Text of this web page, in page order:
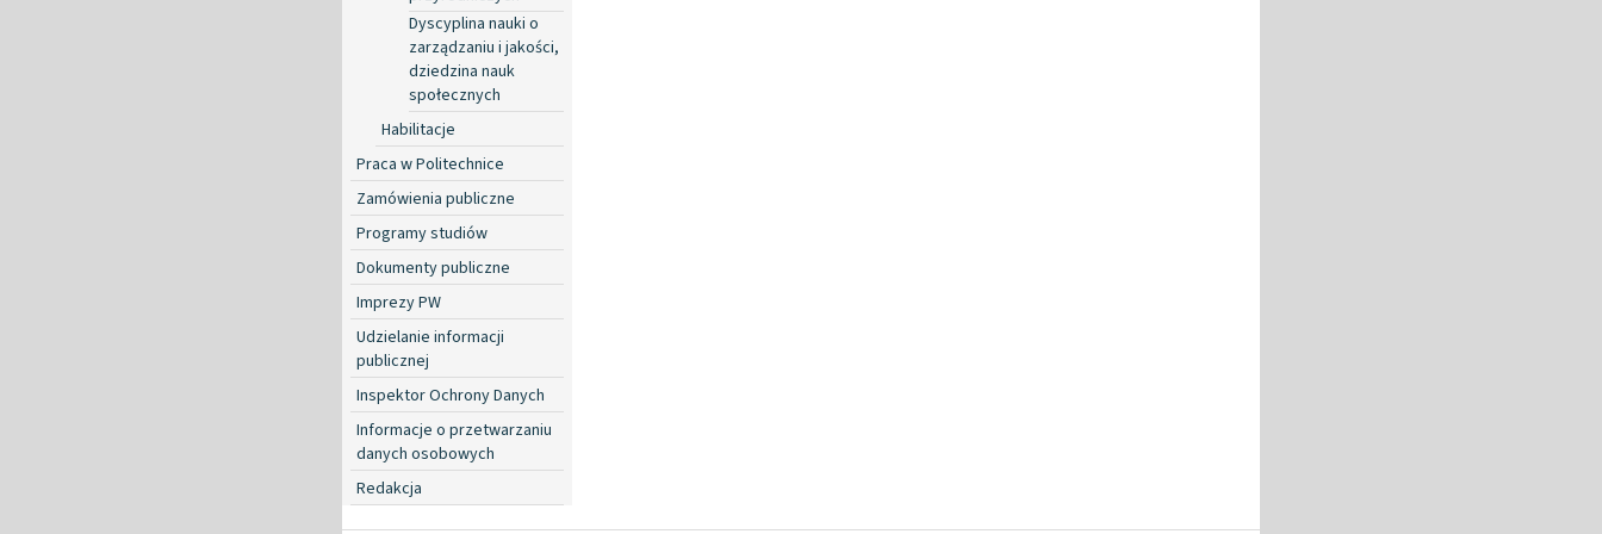
Dyscyplina nauki o
zarządzaniu i jakości,
dziedzina nauk
społecznych
Habilitacje
Praca w Politechnice
Zamówienia publiczne
Programy studiów
Dokumenty publiczne
Imprezy PW
Udzielanie informacji
publicznej
Inspektor Ochrony Danych
Informacje o przetwarzaniu
danych osobowych
Redakcja